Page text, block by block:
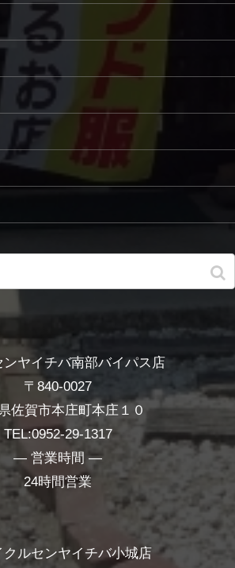
ンヤイチバ南部バイパス店
〒840-0027
佐賀市本庄町本庄１０
TEL:0952-29-1317
― 営業時間 ―
24時間営業
クルセンヤイチバ小城店